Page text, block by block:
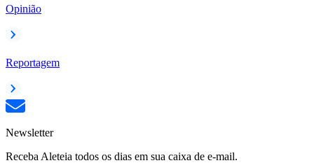
Opinião
Reportagem
Newsletter
Receba Aleteia todos os dias em sua caixa de e-mail.